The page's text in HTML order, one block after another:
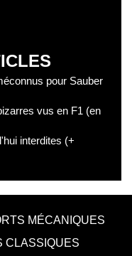
pour Sauber
vus en F1 (en
interdites (+
MÉCANIQUES
CLASSIQUES